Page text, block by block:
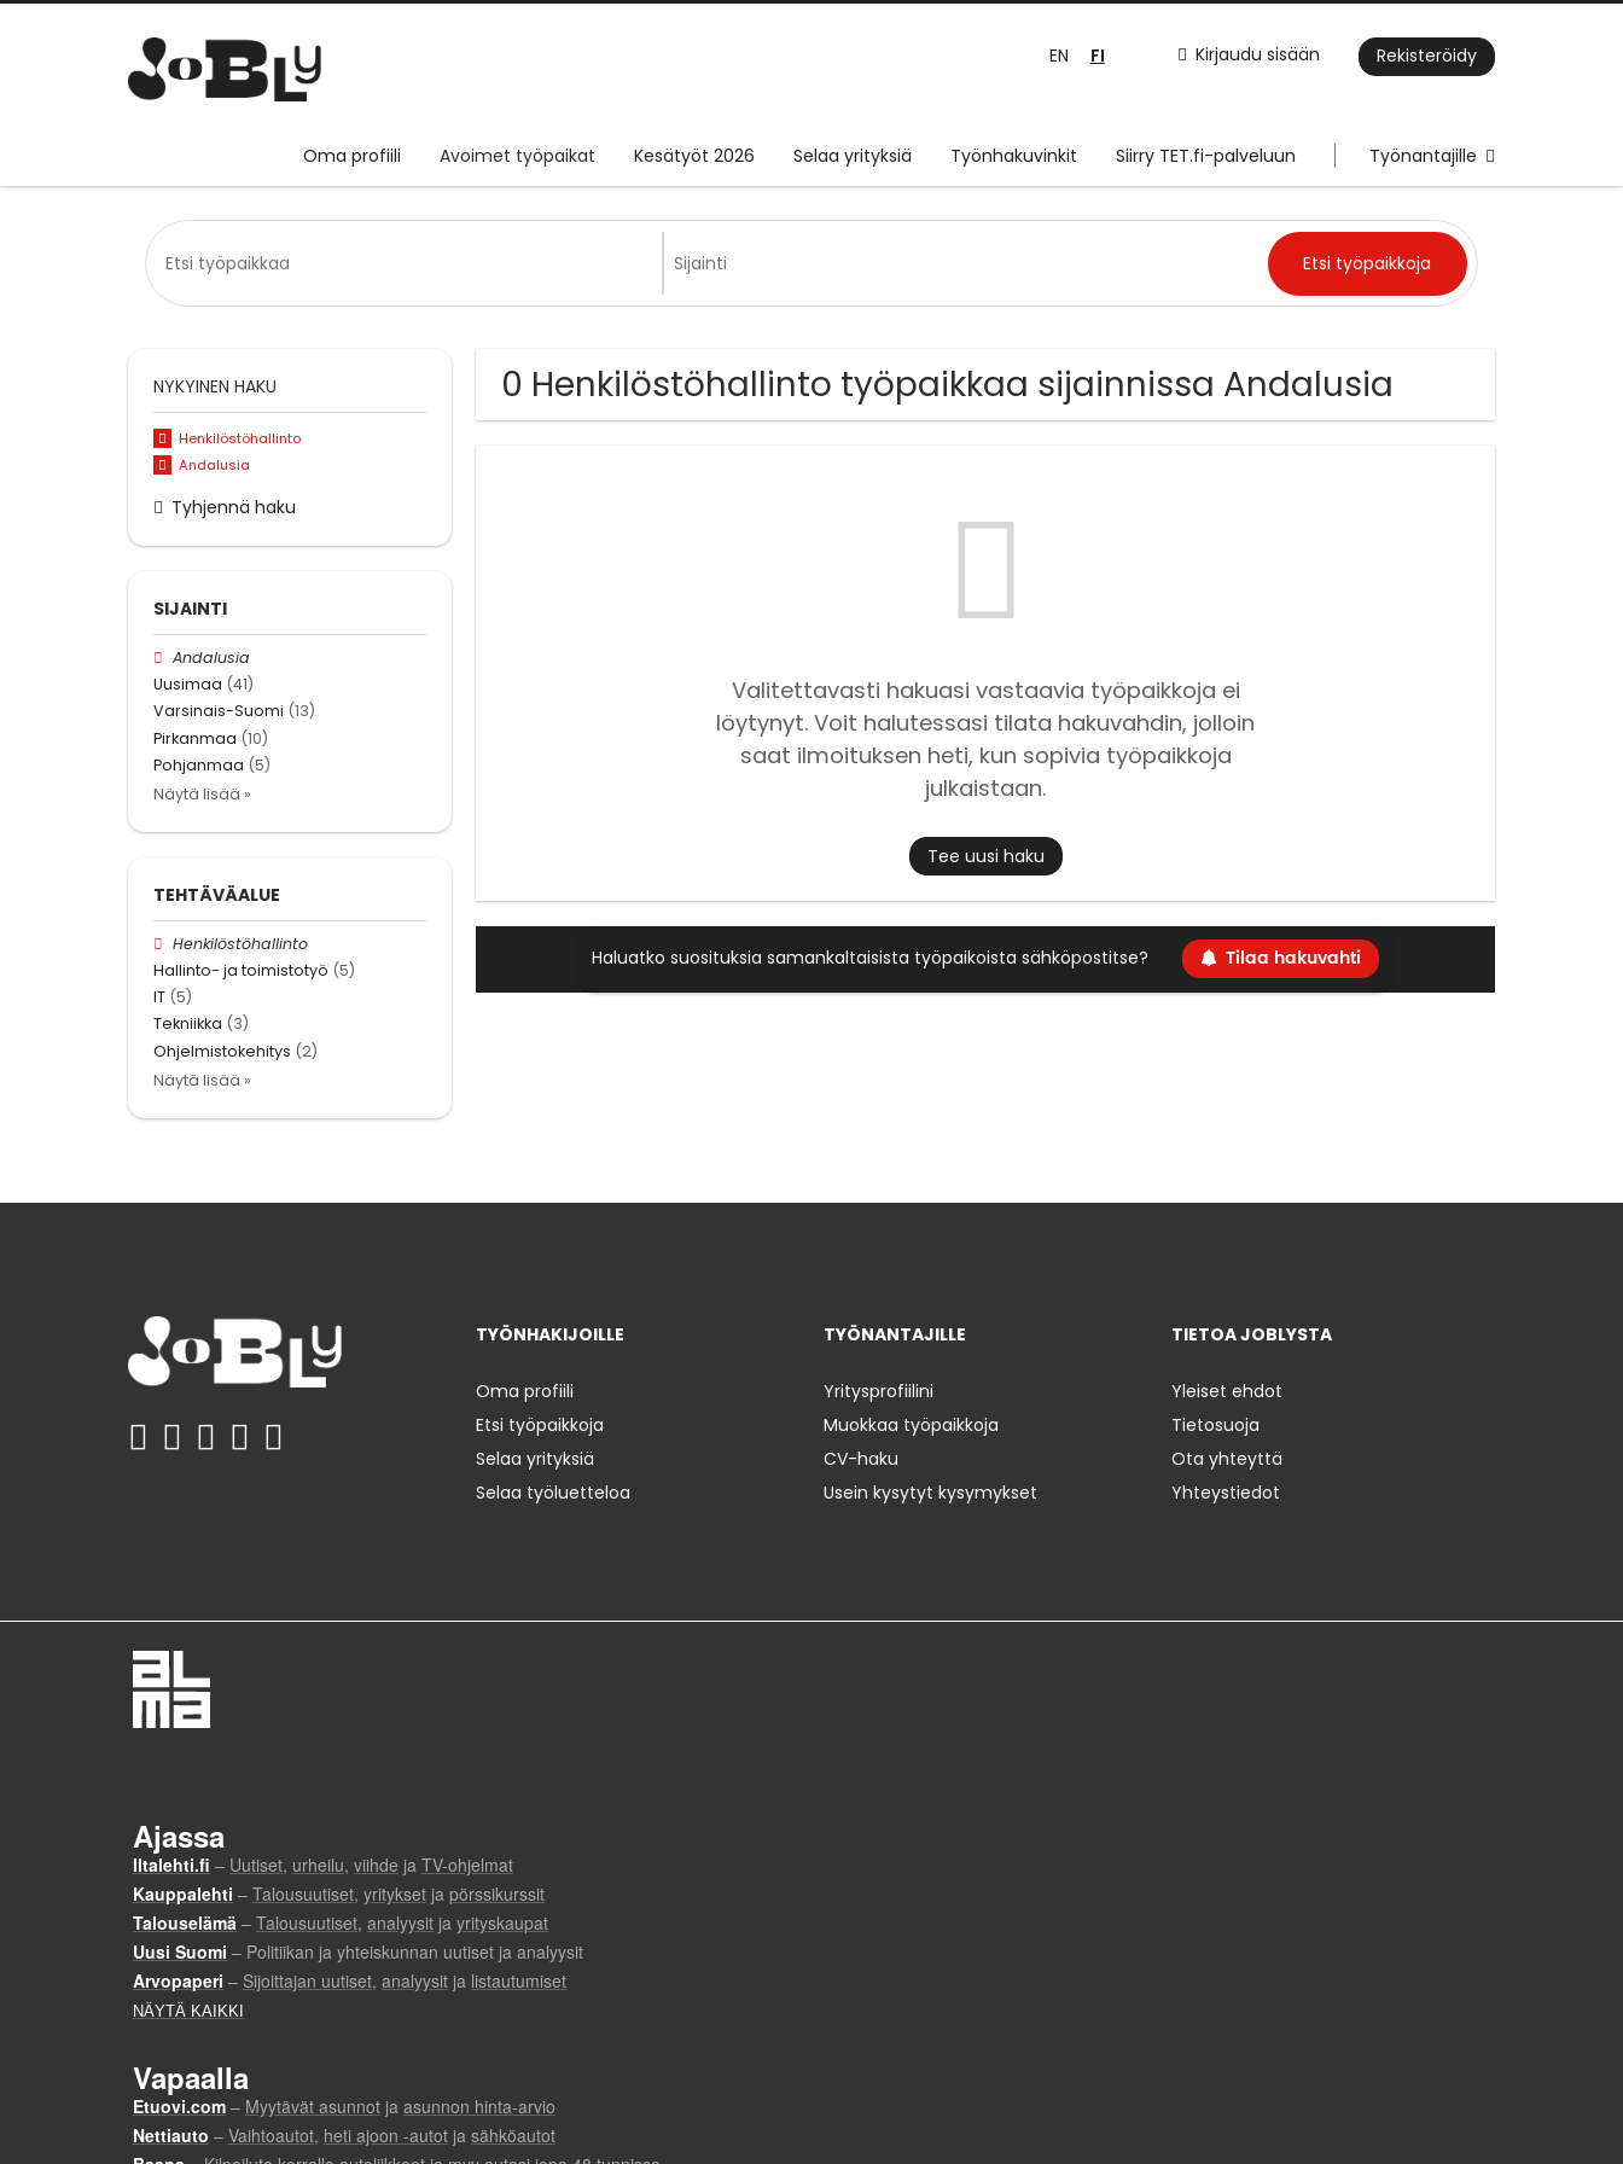
Kirjaudu sisään Rekisteröidy
EN FI
Oma profiili Avoimet työpaikat Kesätyöt 2026 Selaa yrityksiä Työnhakuvinkit Siirry TET.fi-palveluun Työnantajille
0 Henkilöstöhallinto työpaikkaa sijainnissa Andalusia
Valitettavasti hakuasi vastaavia työpaikkoja ei
löytynyt. Voit halutessasi tilata hakuvahdin, jolloin
saat ilmoituksen heti, kun sopivia työpaikkoja
julkaistaan.
Tee uusi haku
Haluatko suosituksia samankaltaisista työpaikoista sähköpostitse? Tilaa hakuvahti
NYKYINEN HAKU
Henkilöstöhallinto
Andalusia
Tyhjennä haku
SIJAINTI
Andalusia
Uusimaa (41)
Varsinais-Suomi (13)
Pirkanmaa (10)
Pohjanmaa (5)
Näytä lisää »
TEHTÄVÄALUE
Henkilöstöhallinto
Hallinto- ja toimistotyö (5)
IT (5)
Tekniikka (3)
Ohjelmistokehitys (2)
Näytä lisää »
TYÖNHAKIJOILLE
Oma profiili
Etsi työpaikkoja
Selaa yrityksiä
Selaa työluetteloa
TYÖNANTAJILLE
Yritysprofiilini
Muokkaa työpaikkoja
CV-haku
Usein kysytyt kysymykset
TIETOA JOBLYSTA
Yleiset ehdot
Tietosuoja
Ota yhteyttä
Yhteystiedot